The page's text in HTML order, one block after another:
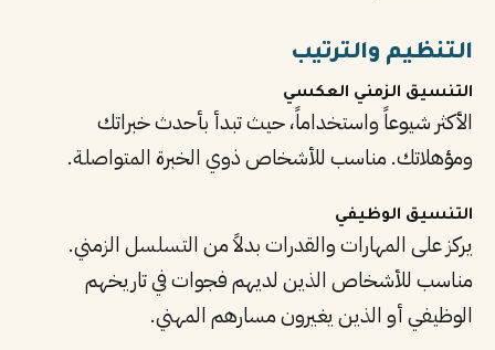
التنظيم والترتيب
التنسيق الزمني العكسي
الأكثر شيوعاً واستخداماً، حيث تبدأ بأحدث خبراتك
ومؤهلاتك. مناسب للأشخاص ذوي الخبرة المتواصلة.
التنسيق الوظيفي
يركز على المهارات والقدرات بدلاً من التسلسل الزمني.
مناسب للأشخاص الذين لديهم فجوات في تاريخهم
الوظيفي أو الذين يغيرون مسارهم المهني.